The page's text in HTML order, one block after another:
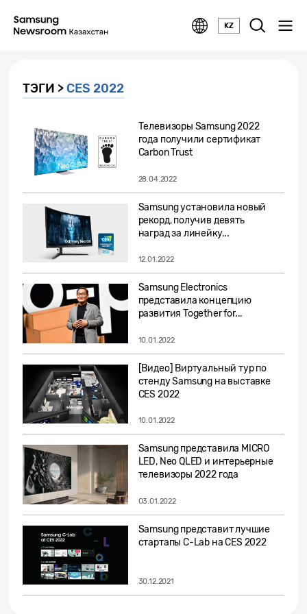
KZ
ТЭГИ > CES 2022
Телевизоры Samsung 2022
года получили сертификат
Carbon Trust
28.04.2022
Samsung установила новый
рекорд, получив девять
наград за линейку...
12.01.2022
Samsung Electronics
представила концепцию
развития Together for...
10.01.2022
[Видео] Виртуальный тур по
стенду Samsung на выставке
CES 2022
10.01.2022
Samsung представила MICRO
LED, Neo QLED и интерьерные
телевизоры 2022 года
03.01.2022
Samsung представит лучшие
стартапы C-Lab на CES 2022
30.12.2021